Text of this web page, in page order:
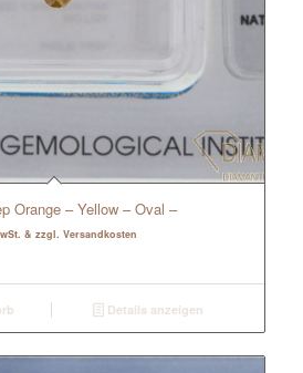
Orange – Yellow – Oval –
& zzgl. Versandkosten
Details anzeigen